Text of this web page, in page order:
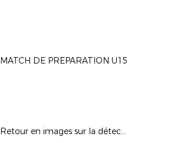
MATCH DE PREPARATION U15
Retour en images sur la détection U15